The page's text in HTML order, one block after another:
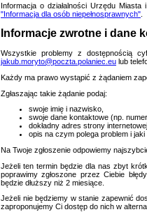
Informacja o działalności Urzędu
"Informacja dla osób niepełnosprawnych"
Informacje zwrotne i dane
Wszystkie problemy z dostępnością
jakub.moryto@poczta.polaniec.eu lub
Każdy ma prawo wystąpić z żądaniem
Zgłaszając takie żądanie podaj:
swoje imię i nazwisko,
swoje dane kontaktowe (np.
dokładny adres strony
opis na czym polega problem i
Na Twoje zgłoszenie odpowiemy
Jeżeli ten termin będzie dla nas zbyt
poprawimy zgłoszone przez Ciebie
będzie dłuższy niż 2 miesiące.
Jeżeli nie będziemy w stanie zapewnić
zaproponujemy Ci dostęp do nich w